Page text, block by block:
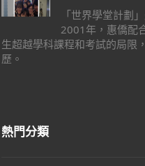
「世界學堂計劃
2001年，惠僑配
生超越學科課程和考試的局限
歷。
熱門分類